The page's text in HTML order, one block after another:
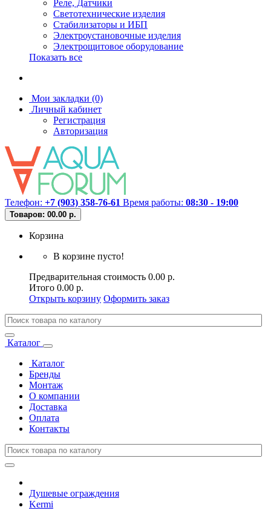
Реле, Датчики
Светотехнические изделия
Стабилизаторы и ИБП
Электроустановочные изделия
Электрощитовое оборудование
Показать все
Мои закладки (0)
Личный кабинет
Регистрация
Авторизация
Телефон: +7 (903) 358-76-61 Время работы: 08:30 - 19:00
Товаров: 00.00 р.
Корзина
В корзине пусто!
Предварительная стоимость 0.00 р.
Итого 0.00 р.
Открыть корзину Оформить заказ
Каталог
Каталог
Бренды
Монтаж
О компании
Доставка
Оплата
Контакты
Душевые ограждения
Kermi